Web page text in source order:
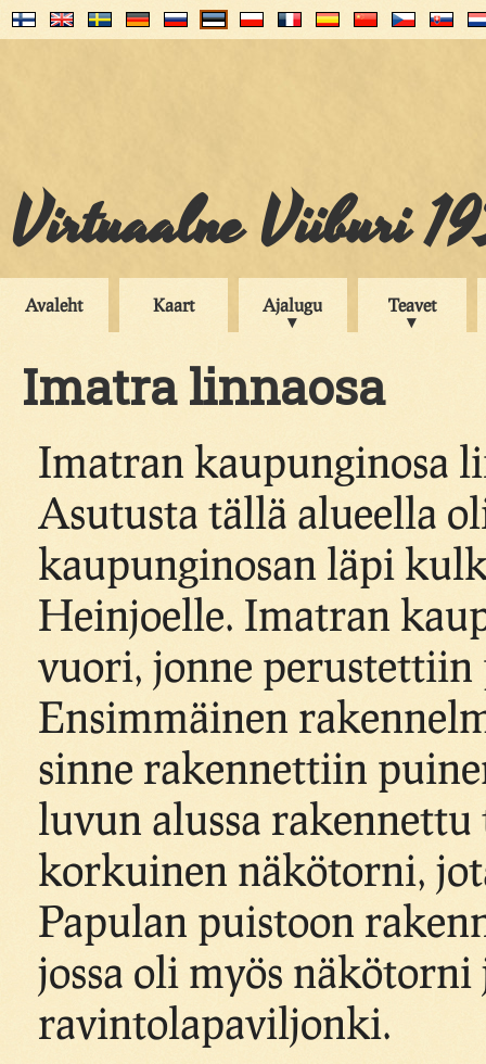
Virtuaalne Viiburi
Avaleht Kaart Ajalugu Teavet
Imatra linnaosa
Imatran kaupunginosa
Asutusta tällä alueella
kaupunginosan läpi
Heinjoelle. Imatran
vuori, jonne perustettiin
Ensimmäinen
sinne rakennettiin
luvun alussa
korkuinen näkötorni,
Papulan puistoon
jossa oli myös näkötorni
ravintolapaviljonki.